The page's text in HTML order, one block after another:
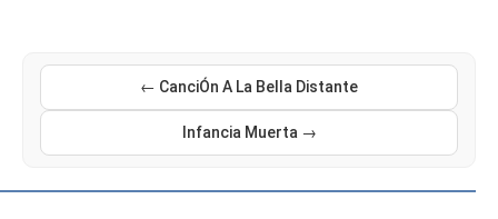
← CanciÓn A La Bella Distante
Infancia Muerta →